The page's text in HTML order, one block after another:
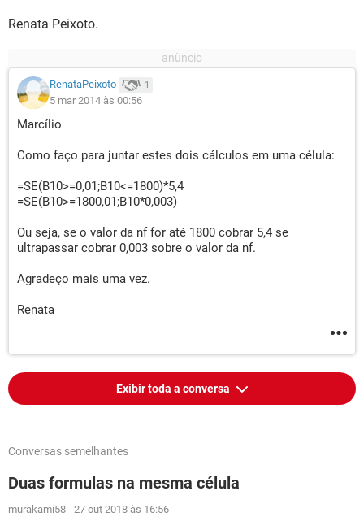
Renata Peixoto.
RenataPeixoto 1
5 mar 2014 às 00:56
Marcílio
Como faço para juntar estes dois cálculos em uma célula:
=SE(B10>=0,01;B10<=1800)*5,4
=SE(B10>=1800,01;B10*0,003)
Ou seja, se o valor da nf for até 1800 cobrar 5,4 se
ultrapassar cobrar 0,003 sobre o valor da nf.
Agradeço mais uma vez.
Renata
Exibir toda a conversa
Conversas semelhantes
Duas formulas na mesma célula
murakami58 - 27 out 2018 às 16:56